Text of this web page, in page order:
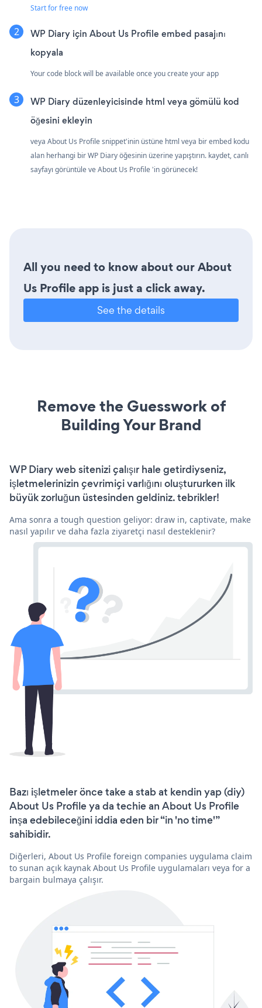
Start for free now
WP Diary için About Us Profile embed pasajını
kopyala
Your code block will be available once you create your app
WP Diary düzenleyicisinde html veya gömülü kod
öğesini ekleyin
veya About Us Profile snippet'inin üstüne html veya bir embed kodu
alan herhangi bir WP Diary öğesinin üzerine yapıştırın. kaydet, canlı
sayfayı görüntüle ve About Us Profile 'in görünecek!
All you need to know about our About
Us Profile app is just a click away.
See the details
Remove the Guesswork of
Building Your Brand
WP Diary web sitenizi çalışır hale getirdiyseniz,
işletmelerinizin çevrimiçi varlığını oluştururken ilk
büyük zorluğun üstesinden geldiniz. tebrikler!
Ama sonra a tough question geliyor: draw in, captivate, make
nasıl yapılır ve daha fazla ziyaretçi nasıl desteklenir?
Bazı işletmeler önce take a stab at kendin yap (diy)
About Us Profile ya da techie an About Us Profile
inşa edebileceğini iddia eden bir “in 'no time'”
sahibidir.
Diğerleri, About Us Profile foreign companies uygulama claim
to sunan açık kaynak About Us Profile uygulamaları veya for a
bargain bulmaya çalışır.